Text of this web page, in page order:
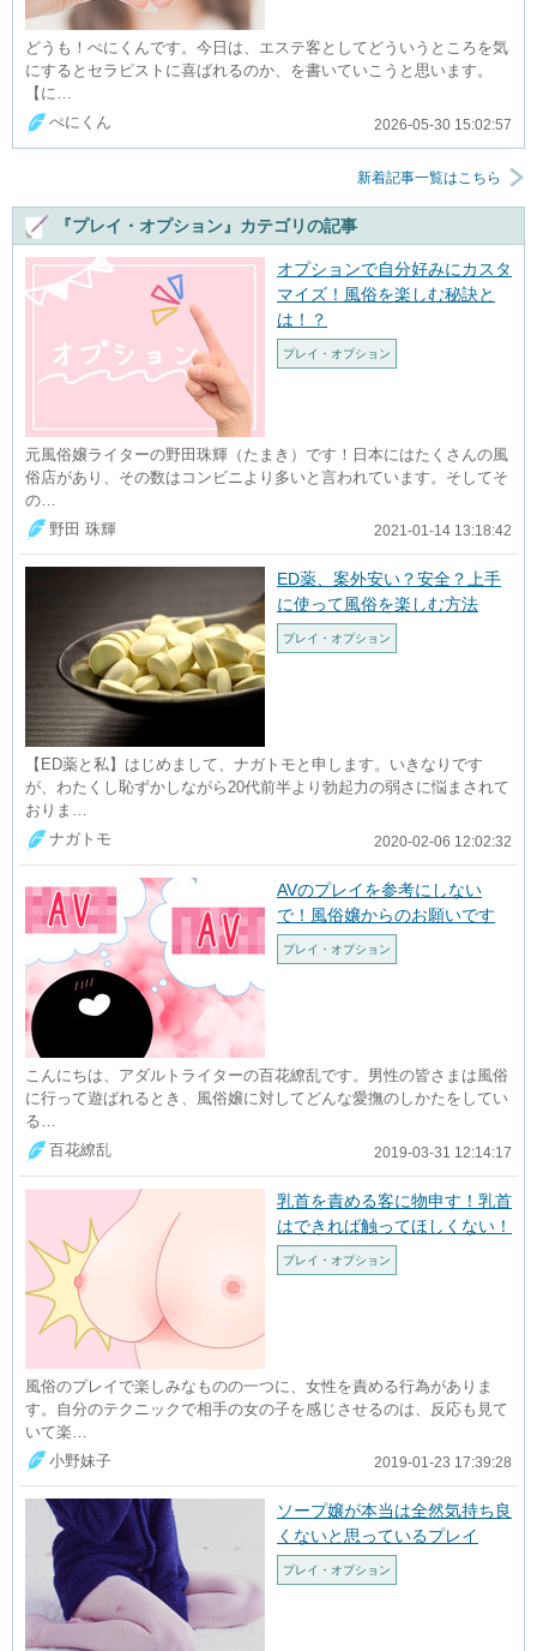
どうも！ぺにくんです。今日は、エステ客としてどういうところを気
にするとセラピストに喜ばれるのか、を書いていこうと思います。
【に…
ぺにくん
2026-05-30 15:02:57
新着記事一覧はこちら
『プレイ・オプション』カテゴリの記事
オプションで自分好みにカスタ
マイズ！風俗を楽しむ秘訣と
は！？
プレイ・オプション
元風俗嬢ライターの野田珠輝（たまき）です！日本にはたくさんの風
俗店があり、その数はコンビニより多いと言われています。そしてそ
の…
野田 珠輝
2021-01-14 13:18:42
ED薬、案外安い？安全？上手
に使って風俗を楽しむ方法
プレイ・オプション
【ED薬と私】はじめまして、ナガトモと申します。いきなりです
が、わたくし恥ずかしながら20代前半より勃起力の弱さに悩まされて
おりま…
ナガトモ
2020-02-06 12:02:32
AVのプレイを参考にしない
で！風俗嬢からのお願いです
プレイ・オプション
こんにちは、アダルトライターの百花繚乱です。男性の皆さまは風俗
に行って遊ばれるとき、風俗嬢に対してどんな愛撫のしかたをしてい
る…
百花繚乱
2019-03-31 12:14:17
乳首を責める客に物申す！乳首
はできれば触ってほしくない！
プレイ・オプション
風俗のプレイで楽しみなものの一つに、女性を責める行為がありま
す。自分のテクニックで相手の女の子を感じさせるのは、反応も見て
いて楽…
小野妹子
2019-01-23 17:39:28
ソープ嬢が本当は全然気持ち良
くないと思っているプレイ
プレイ・オプション